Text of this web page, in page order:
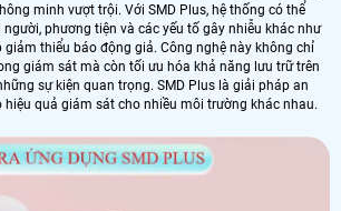
minh vượt trội. Với SMD Plus, hệ thống có thể
phương tiện và các yếu tố gây nhiễu khác như
giảm thiểu báo động giả. Công nghệ này không chỉ
giám sát mà còn tối ưu hóa khả năng lưu trữ trên
sự kiện quan trọng. SMD Plus là giải pháp an
hiệu quả giám sát cho nhiều môi trường khác nhau.